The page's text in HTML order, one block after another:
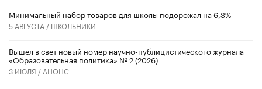
Минимальный набор товаров для школы подорожал на 6,3%
5 АВГУСТА / ШКОЛЬНИКИ
Вышел в свет новый номер научно-публицистического журнала
«Образовательная политика» № 2 (2026)
3 ИЮЛЯ / АНОНС